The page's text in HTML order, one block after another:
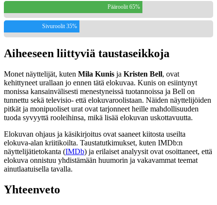
Pääroolit 65%
Sivuroolit 35%
Aiheeseen liittyviä taustaseikkoja
Monet näyttelijät, kuten Mila Kunis ja Kristen Bell, ovat
kehittyneet urallaan jo ennen tätä elokuvaa. Kunis on esiintynyt
monissa kansainvälisesti menestyneissä tuotannoissa ja Bell on
tunnettu sekä televisio- että elokuvaroolistaan. Näiden näyttelijöiden
pitkät ja monipuoliset urat ovat tarjonneet heille mahdollisuuden
tuoda syvyyttä rooleihinsa, mikä lisää elokuvan uskottavuutta.
Elokuvan ohjaus ja käsikirjoitus ovat saaneet kiitosta useilta
elokuva-alan kriitikoilta. Taustatutkimukset, kuten IMDb:n
näyttelijätietokanta (IMDb) ja erilaiset analyysit ovat osoittaneet, että
elokuva onnistuu yhdistämään huumorin ja vakavammat teemat
ainutlaatuisella tavalla.
Yhteenveto